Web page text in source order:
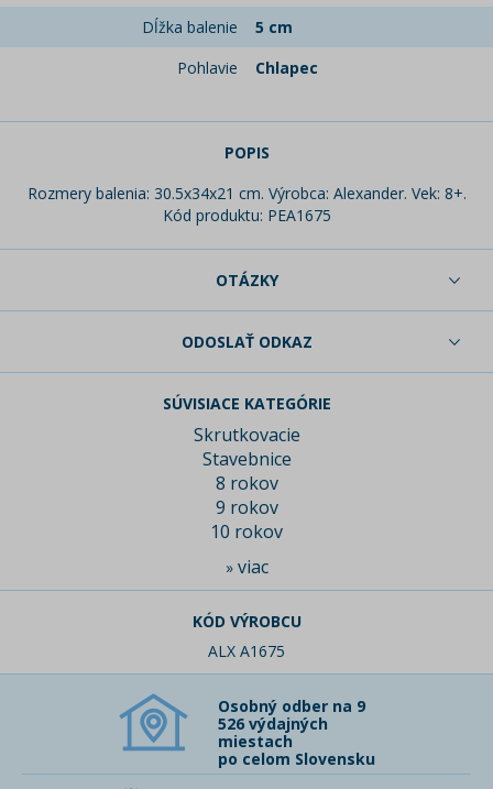
Dĺžka balenie
5 cm
Pohlavie
Chlapec
POPIS
Rozmery balenia: 30.5x34x21 cm. Výrobca: Alexander. Vek: 8+.
Kód produktu: PEA1675
OTÁZKY
ODOSLAŤ ODKAZ
SÚVISIACE KATEGÓRIE
Skrutkovacie
Stavebnice
8 rokov
9 rokov
10 rokov
» viac
KÓD VÝROBCU
ALX A1675
Osobný odber na 9
526 výdajných
miestach
po celom Slovensku